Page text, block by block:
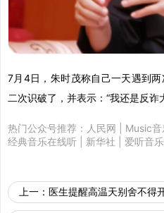
7月4日，朱时茂称自己一天遇到
二次识破了，并表示：“我还是反
热门公众号推荐： 人民网 Music音
经典音乐在线听
新华社 爱听音
上一： 医生提醒高温天别舍不得